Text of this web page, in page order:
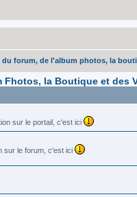
du forum, de l'album photos, la
Fhotos, la Boutique et des
sur le portail, c'est ici
sur le forum, c'est ici